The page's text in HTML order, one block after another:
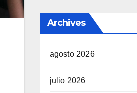
Archives
agosto 2026
julio 2026